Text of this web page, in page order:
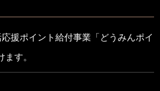
援ポイント給付事業「どうみんポイ
す。